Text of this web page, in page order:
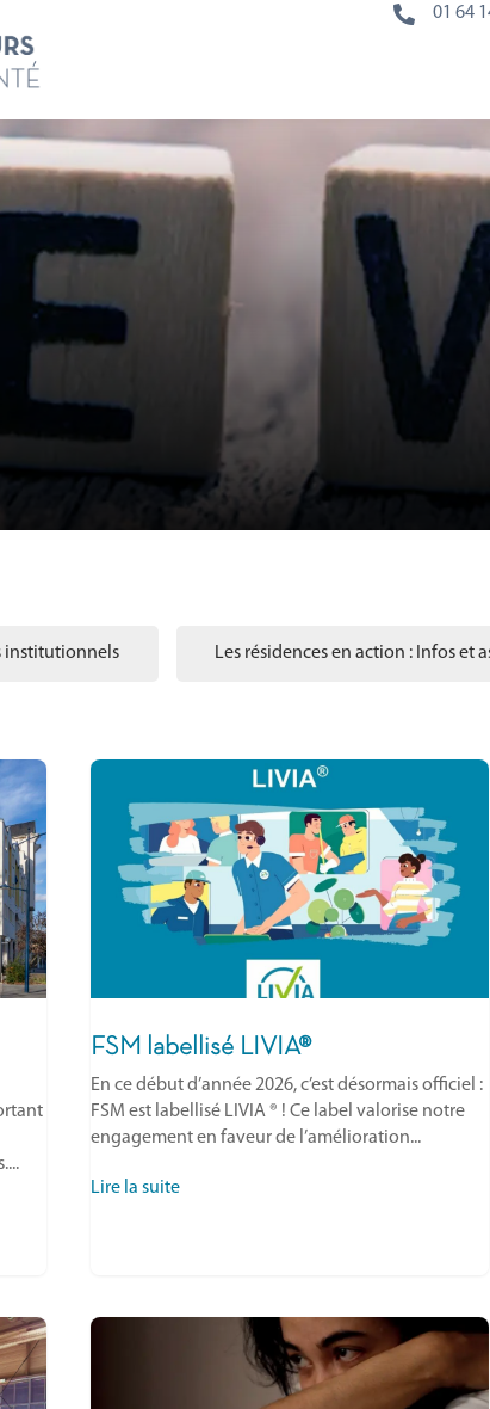
 01 64
institutionnels Les résidences en action : Infos et
FSM labellisé LIVIA®
En ce début d’année 2026, c’est désormais officiel :
FSM est labellisé LIVIA ® ! Ce label valorise notre
engagement en faveur de l’amélioration...
Lire la suite